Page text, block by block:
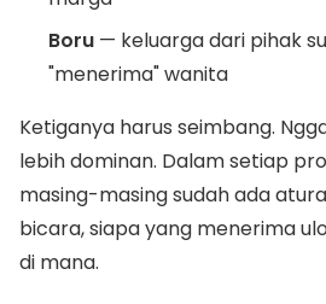
Boru — keluarga dari pihak
"menerima" wanita
Ketiganya harus seimbang.
lebih dominan. Dalam setiap
masing-masing sudah ada
bicara, siapa yang menerima
di mana.